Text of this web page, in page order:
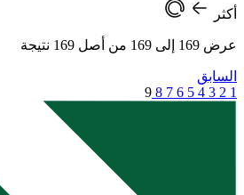
أكثر
عرض 169 إلى 169 من أصل 169 نتيجة
السابق
1
2
3
4
5
6
7
8
9